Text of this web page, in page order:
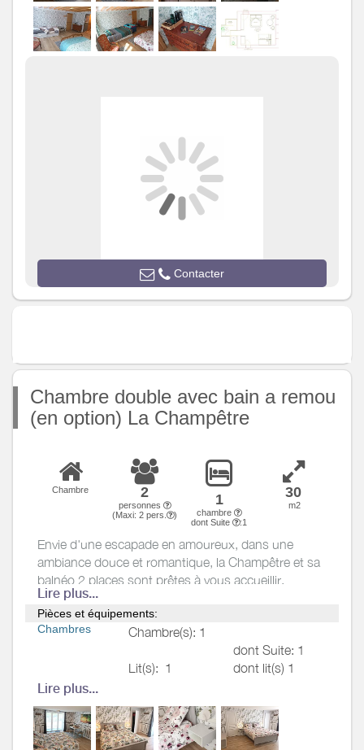
nous configurons la banquette lit
pour 1 ou 2 personnes. Pour les
moins de deux ans, sur demande
Sèche cheveux
Sèche serviettes
Salle(s) d'eau (avec douche):
1
WC privés
pièces
Media
Wifi
AC
Chauffage
Exterieur
Jardin privé
Salon de jardin
Terrain clos
Contacter
Chambre double avec bain a remou
(en option) La Champêtre
Chambre 2
personnes
(Maxi:2 pers. )
1
chambre
dont Suite
:1
30
m2
Envie d'une escapade en amoureux, dans une
ambiance douce et romantique, la Champêtre et sa
balnéo 2 places sont prêtes à vous accueillir.
C'est le lieu idéal pour profiter d'un moment à deux
et se retrouver dans une ambiance chic et zen.
Lire plus...
Pièces et équipements:
Chambres
Chambre(s): 1
dont Suite: 1
Lit(s): 1
dont lit(s) 1
dont lit(s) 2
pers.: 1
160 x 200
Lire plus...